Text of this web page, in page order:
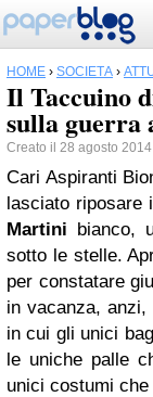
HOME › SOCIETÀ ›
Il Taccuino
sulla guerra
Creato il 28 agosto
Cari Aspiranti
lasciato riposare
Martini bianco,
sotto le stelle.
per constatare
in vacanza, anzi,
in cui gli unici
le uniche palle
unici costumi